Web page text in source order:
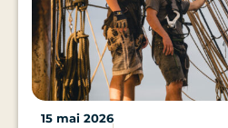
15 mai 2026